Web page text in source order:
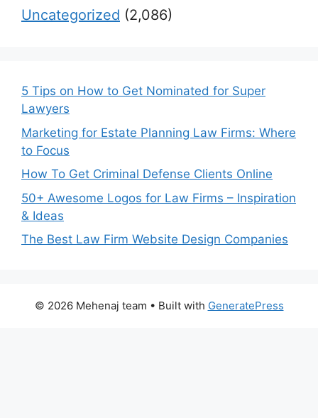
Uncategorized (2,086)
5 Tips on How to Get Nominated for Super
Lawyers
Marketing for Estate Planning Law Firms: Where
to Focus
How To Get Criminal Defense Clients Online
50+ Awesome Logos for Law Firms – Inspiration
& Ideas
The Best Law Firm Website Design Companies
© 2026 Mehenaj team • Built with GeneratePress